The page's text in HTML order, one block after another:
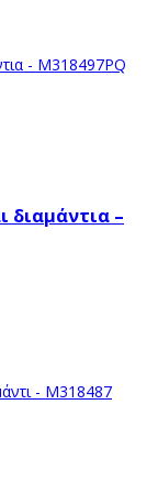
διαμάντια –